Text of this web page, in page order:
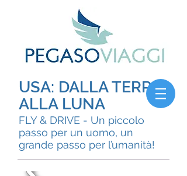
USA: DALLA TERRA
ALLA LUNA
FLY & DRIVE - Un piccolo
passo per un uomo, un
grande passo per l’umanità!